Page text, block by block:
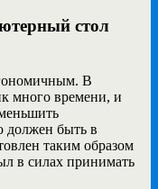
стол
В
много времени, и
должен быть в
таким образом
в силах принимать